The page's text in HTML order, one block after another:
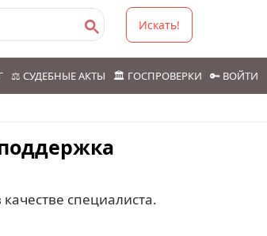
Искать!
⚖️ СУДЕБНЫЕ АКТЫ 🏛️ ГОСПРОВЕРКИ 🔑 ВОЙТИ
специалиста.